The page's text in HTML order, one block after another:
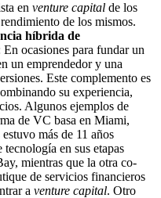
en venture capital de los
de los mismos.
híbrida de
En ocasiones para fundar un
un emprendedor y una
Este complemento es
su experiencia,
Algunos ejemplos de
de VC basa en Miami,
más de 11 años
tecnología en sus etapas
mientras que la otra co-
de servicios financieros
a venture capital. Otro